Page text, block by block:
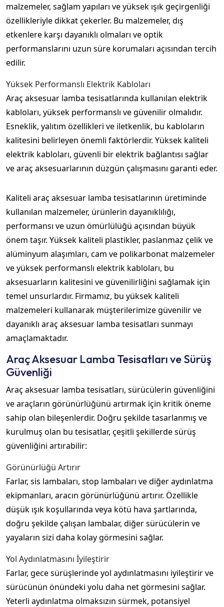
malzemeler, sağlam yapıları ve yüksek ışık geçirgenliği
özellikleriyle dikkat çekerler. Bu malzemeler, dış
etkenlere karşı dayanıklı olmaları ve optik
performanslarını uzun süre korumaları açısından tercih
edilir.
Yüksek Performanslı Elektrik Kabloları
Araç aksesuar lamba tesisatlarında kullanılan elektrik
kabloları, yüksek performanslı ve güvenilir olmalıdır.
Esneklik, yalıtım özellikleri ve iletkenlik, bu kabloların
kalitesini belirleyen önemli faktörlerdir. Yüksek kaliteli
elektrik kabloları, güvenli bir elektrik bağlantısı sağlar
ve araç aksesuarlarının düzgün çalışmasını garanti eder.
Kaliteli araç aksesuar lamba tesisatlarının üretiminde
kullanılan malzemeler, ürünlerin dayanıklılığı,
performansı ve uzun ömürlülüğü açısından büyük
önem taşır. Yüksek kaliteli plastikler, paslanmaz çelik ve
alüminyum alaşımları, cam ve polikarbonat malzemeler
ve yüksek performanslı elektrik kabloları, bu
aksesuarların kalitesini ve güvenilirliğini sağlamak için
temel unsurlardır. Firmamız, bu yüksek kaliteli
malzemeleri kullanarak müşterilerimize güvenilir ve
dayanıklı araç aksesuar lamba tesisatları sunmayı
amaçlamaktadır.
Araç Aksesuar Lamba Tesisatları ve Sürüş
Güvenliği
Araç aksesuar lamba tesisatları, sürücülerin güvenliğini
ve araçların görünürlüğünü artırmak için kritik öneme
sahip olan bileşenlerdir. Doğru şekilde tasarlanmış ve
kurulmuş olan bu tesisatlar, çeşitli şekillerde sürüş
güvenliğini artırabilir:
Görünürlüğü Artırır
Farlar, sis lambaları, stop lambaları ve diğer aydınlatma
ekipmanları, aracın görünürlüğünü artırır. Özellikle
düşük ışık koşullarında veya kötü hava şartlarında,
doğru şekilde çalışan lambalar, diğer sürücülerin ve
yayaların sizi daha kolay görmesini sağlar.
Yol Aydınlatmasını İyileştirir
Farlar, gece sürüşlerinde yol aydınlatmasını iyileştirir ve
sürücünün önündeki yolu daha net görmesini sağlar.
Yeterli aydınlatma olmaksızın sürmek, potansiyel